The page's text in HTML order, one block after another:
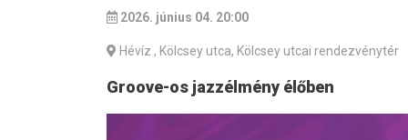
2026. június 04. 20:00
Hévíz , Kölcsey utca, Kölcsey utcai rendezvénytér
Groove-os jazzélmény élőben